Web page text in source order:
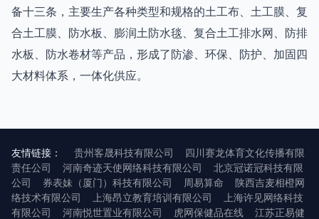
备十三条，主要生产各种类型和规格的土工布、土工膜、复
合土工膜、防水板、膨润土防水毯、复合土工排水网、防排
水板、防水卷材等产品，形成了防渗、环保、防护、加固四
大材料体系，一体化供应。
友情链接： 贵州客晟科技有限公司
四川赛龙体育文化传播有限
责任公司
河南奇迹天使网络科技有限公司
北京冠诺冠科技有限
公司
券表妹（厦门）科技有限公司 周易算命
陕西吉麦相橙网
络技术有限公司
上海昂立教育培训有限公司
上海许见网络科技
有限公司
河南悦世置业有限公司 虎网保健品在线
江苏正易健